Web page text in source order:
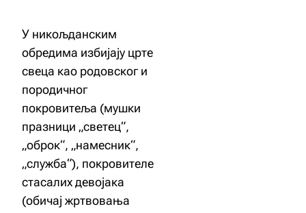
У никољданским
обредима избијају црте
свеца као родовског и
породичног
покровитеља (мушки
празници „светец“,
„оброк“, „намесник“,
„служба“), покровителе
стасалих девојака
(обичај жртвовања